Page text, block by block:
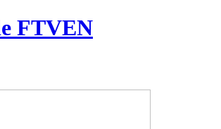
FTVEN